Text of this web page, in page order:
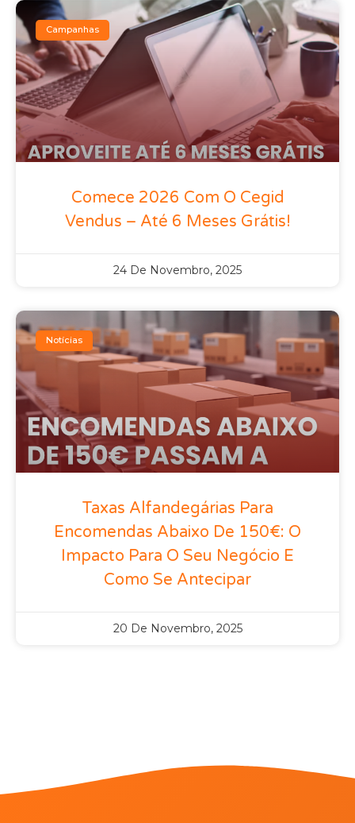
Campanhas
Comece 2026 Com O Cegid
Vendus – Até 6 Meses Grátis!
24 De Novembro, 2025
Notícias
Taxas Alfandegárias Para
Encomendas Abaixo De 150€: O
Impacto Para O Seu Negócio E
Como Se Antecipar
20 De Novembro, 2025